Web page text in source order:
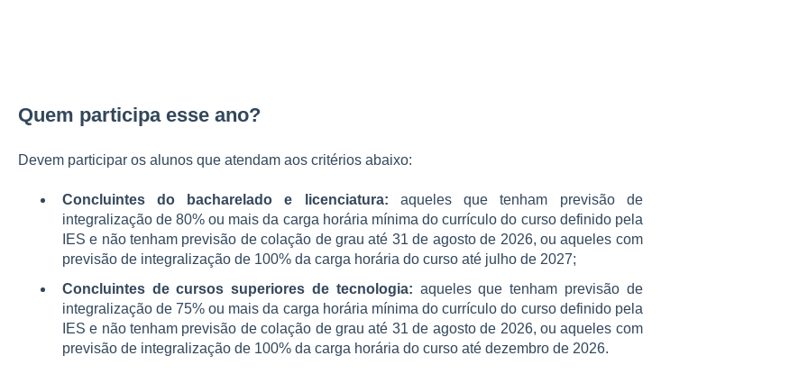
Quem participa esse ano?
Devem participar os alunos que atendam aos critérios abaixo:
Concluintes do bacharelado e licenciatura: aqueles que tenham previsão de
integralização de 80% ou mais da carga horária mínima do currículo do curso definido pela
IES e não tenham previsão de colação de grau até 31 de agosto de 2026, ou aqueles com
previsão de integralização de 100% da carga horária do curso até julho de 2027;
Concluintes de cursos superiores de tecnologia: aqueles que tenham previsão de
integralização de 75% ou mais da carga horária mínima do currículo do curso definido pela
IES e não tenham previsão de colação de grau até 31 de agosto de 2026, ou aqueles com
previsão de integralização de 100% da carga horária do curso até dezembro de 2026.